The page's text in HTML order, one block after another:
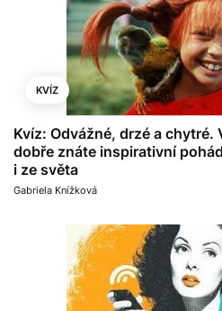
KVÍZ
Kvíz: Odvážné, drzé a chytré.
dobře znáte inspirativní
i ze světa
Gabriela Knížková